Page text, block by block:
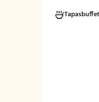
verjaardag,
Tapasbuffet